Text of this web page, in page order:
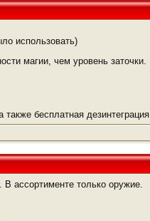
использовать)
магии, чем уровень заточки.
бесплатная дезинтеграция
В ассортименте только оружие.